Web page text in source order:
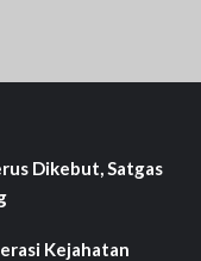
Dikebut, Satgas
Kejahatan